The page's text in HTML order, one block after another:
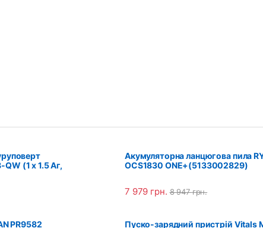
(1 х 1.5 Aг,
Акумуляторна ланцюгова пила
OCS1830 ONE+(5133002829)
7 979 грн. 8 947грн.
PR9582
Пуско-зарядний пристрій Vitals